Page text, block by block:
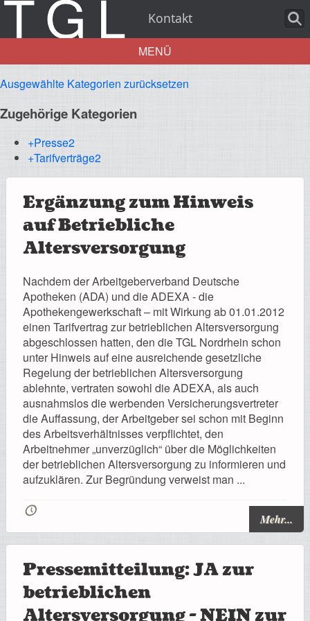
Kontakt
Aktuelles
Leistungen
Registrierung
Impressionen
Hilfe
Mitgliederbereich
MENÜ
Ausgewählte Kategorien zurücksetzen
Zugehörige Kategorien
+Presse2
+Tarifverträge2
Ergänzung zum Hinweis
auf Betriebliche
Altersversorgung
Nachdem der Arbeitgeberverband Deutsche
Apotheken (ADA) und die ADEXA - die
Apothekengewerkschaft – mit Wirkung ab 01.01.2012
einen Tarifvertrag zur betrieblichen Altersversorgung
abgeschlossen hatten, den die TGL Nordrhein schon
unter Hinweis auf eine ausreichende gesetzliche
Regelung der betrieblichen Altersversorgung
ablehnte, vertraten sowohl die ADEXA, als auch
ausnahmslos die werbenden Versicherungsvertreter
die Auffassung, der Arbeitgeber sei schon mit Beginn
des Arbeitsverhältnisses verpflichtet, den
Arbeitnehmer „unverzüglich“ über die Möglichkeiten
der betrieblichen Altersversorgung zu informieren und
aufzuklären. Zur Begründung verweist man ...
🕔 Mehr...
Pressemitteilung: JA zur
betrieblichen
Altersversorgung - NEIN zur